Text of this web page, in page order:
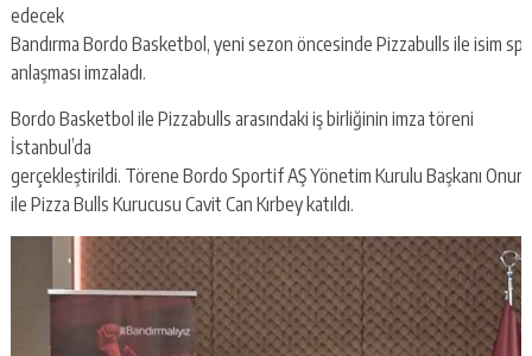
edecek
Bandırma Bordo Basketbol, yeni sezon öncesinde Pizzabulls ile isim
anlaşması imzaladı.
Bordo Basketbol ile Pizzabulls arasındaki iş birliğinin imza töreni
İstanbul’da
gerçekleştirildi. Törene Bordo Sportif AŞ Yönetim Kurulu Başkanı Onur
ile Pizza Bulls Kurucusu Cavit Can Kırbey katıldı.